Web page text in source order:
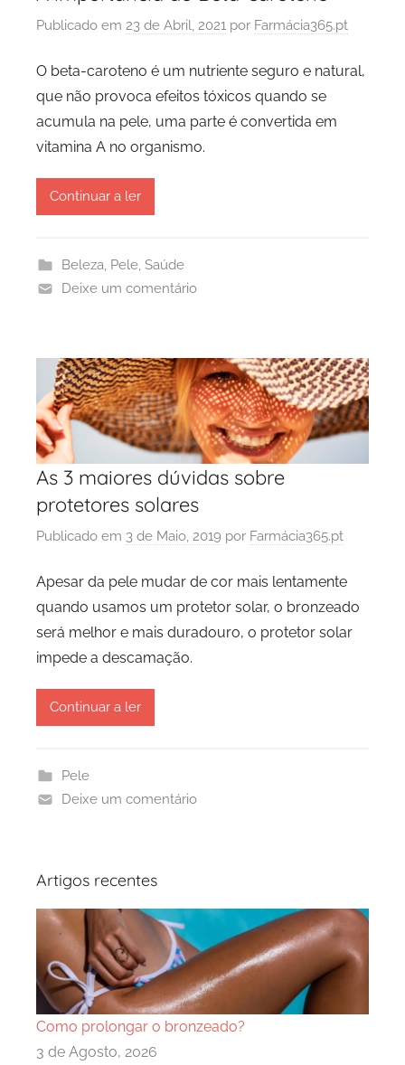
Publicado em 23 de Abril, 2021 por Farmácia365.pt
O beta-caroteno é um nutriente seguro e natural,
que não provoca efeitos tóxicos quando se
acumula na pele, uma parte é convertida em
vitamina A no organismo.
Continuar a ler
Beleza, Pele, Saúde
Deixe um comentário
As 3 maiores dúvidas sobre
protetores solares
Publicado em 3 de Maio, 2019 por Farmácia365.pt
Apesar da pele mudar de cor mais lentamente
quando usamos um protetor solar, o bronzeado
será melhor e mais duradouro, o protetor solar
impede a descamação.
Continuar a ler
Pele
Deixe um comentário
Artigos recentes
Como prolongar o bronzeado?
3 de Agosto, 2026